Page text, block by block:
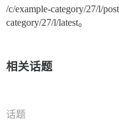
/c/example-category/27/l/
category/27/l/latest。
相关话题
话题